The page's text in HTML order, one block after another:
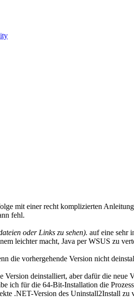
mit einer recht komplizierten
fehl.
oder Links zu sehen). auf eine sehr
leichter macht, Java per WSUS zu
die vorhergehende Version nicht
deinstalliert, aber dafür die
ich für die 64-Bit-Installation die
.NET-Version des Uninstall2Install